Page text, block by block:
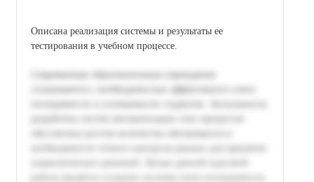
Описана реализация системы и результаты ее
тестирования в учебном процессе.